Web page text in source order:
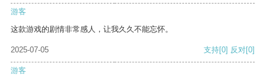
游客
这款游戏的剧情非常感人，让我久久不能忘怀。
2025-07-05 支持[0] 反对[0]
游客